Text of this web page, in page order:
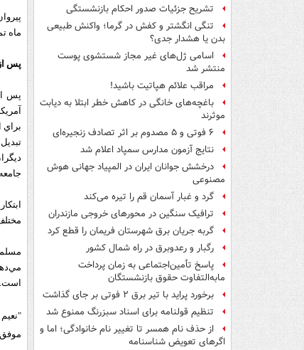
تشریح جزئیات صدور احکام بازنشستگی
تنگی انگشتر و کفش در گرما؛ واکنش طبیعی
بدن یا هشدار جدی؟
اسامی ژل‌های غیر مجاز شستشوی پوست
منتشر شد
مراقب علائم هپاتیت باشید!
باغچه‌های خانگی در کاهش خطر ابتلا به دیابت
موثرند
۶ فوتی و ۵ مصدوم بر اثر تصادف زنجیره‌ای
نتایج آزمون مدارس سمپاد اعلام شد
درخشش جوانان ایران در المپیاد جهانی هوش
مصنوعی
گرد و غبار آسمان قم را تیره می‌کند
ترافیک سنگین در محورهای خروجی مازندران
گربه جریان برق شهرستان فریمان را قطع کرد
رگبار و رعدوبرق در راه شمال کشور
پاسخ تأمین‌اجتماعی به زمان پرداخت
مابه‌التفاوت حقوق بازنشستگان
برخورد پراید با تیر برق ۲ فوتی بر جای گذاشت
تنظیم قولنامه برای اسناد سبزرنگ ممنوع شد
از حذف نام همسر تا تغییر نام خانوادگی؛ اما و
اگرهای تعویض شناسنامه
ماه
پس از 11 سپتامبر
براي
است.